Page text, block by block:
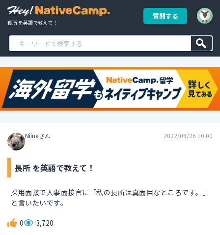
長所 を英語で教えて！
質問する
Niinaさん 2022/09/26 10:00
長所 を英語で教えて！
採用面接で人事面接官に「私の長所は真面目なところです。」
と言いたいです。
0 3,720